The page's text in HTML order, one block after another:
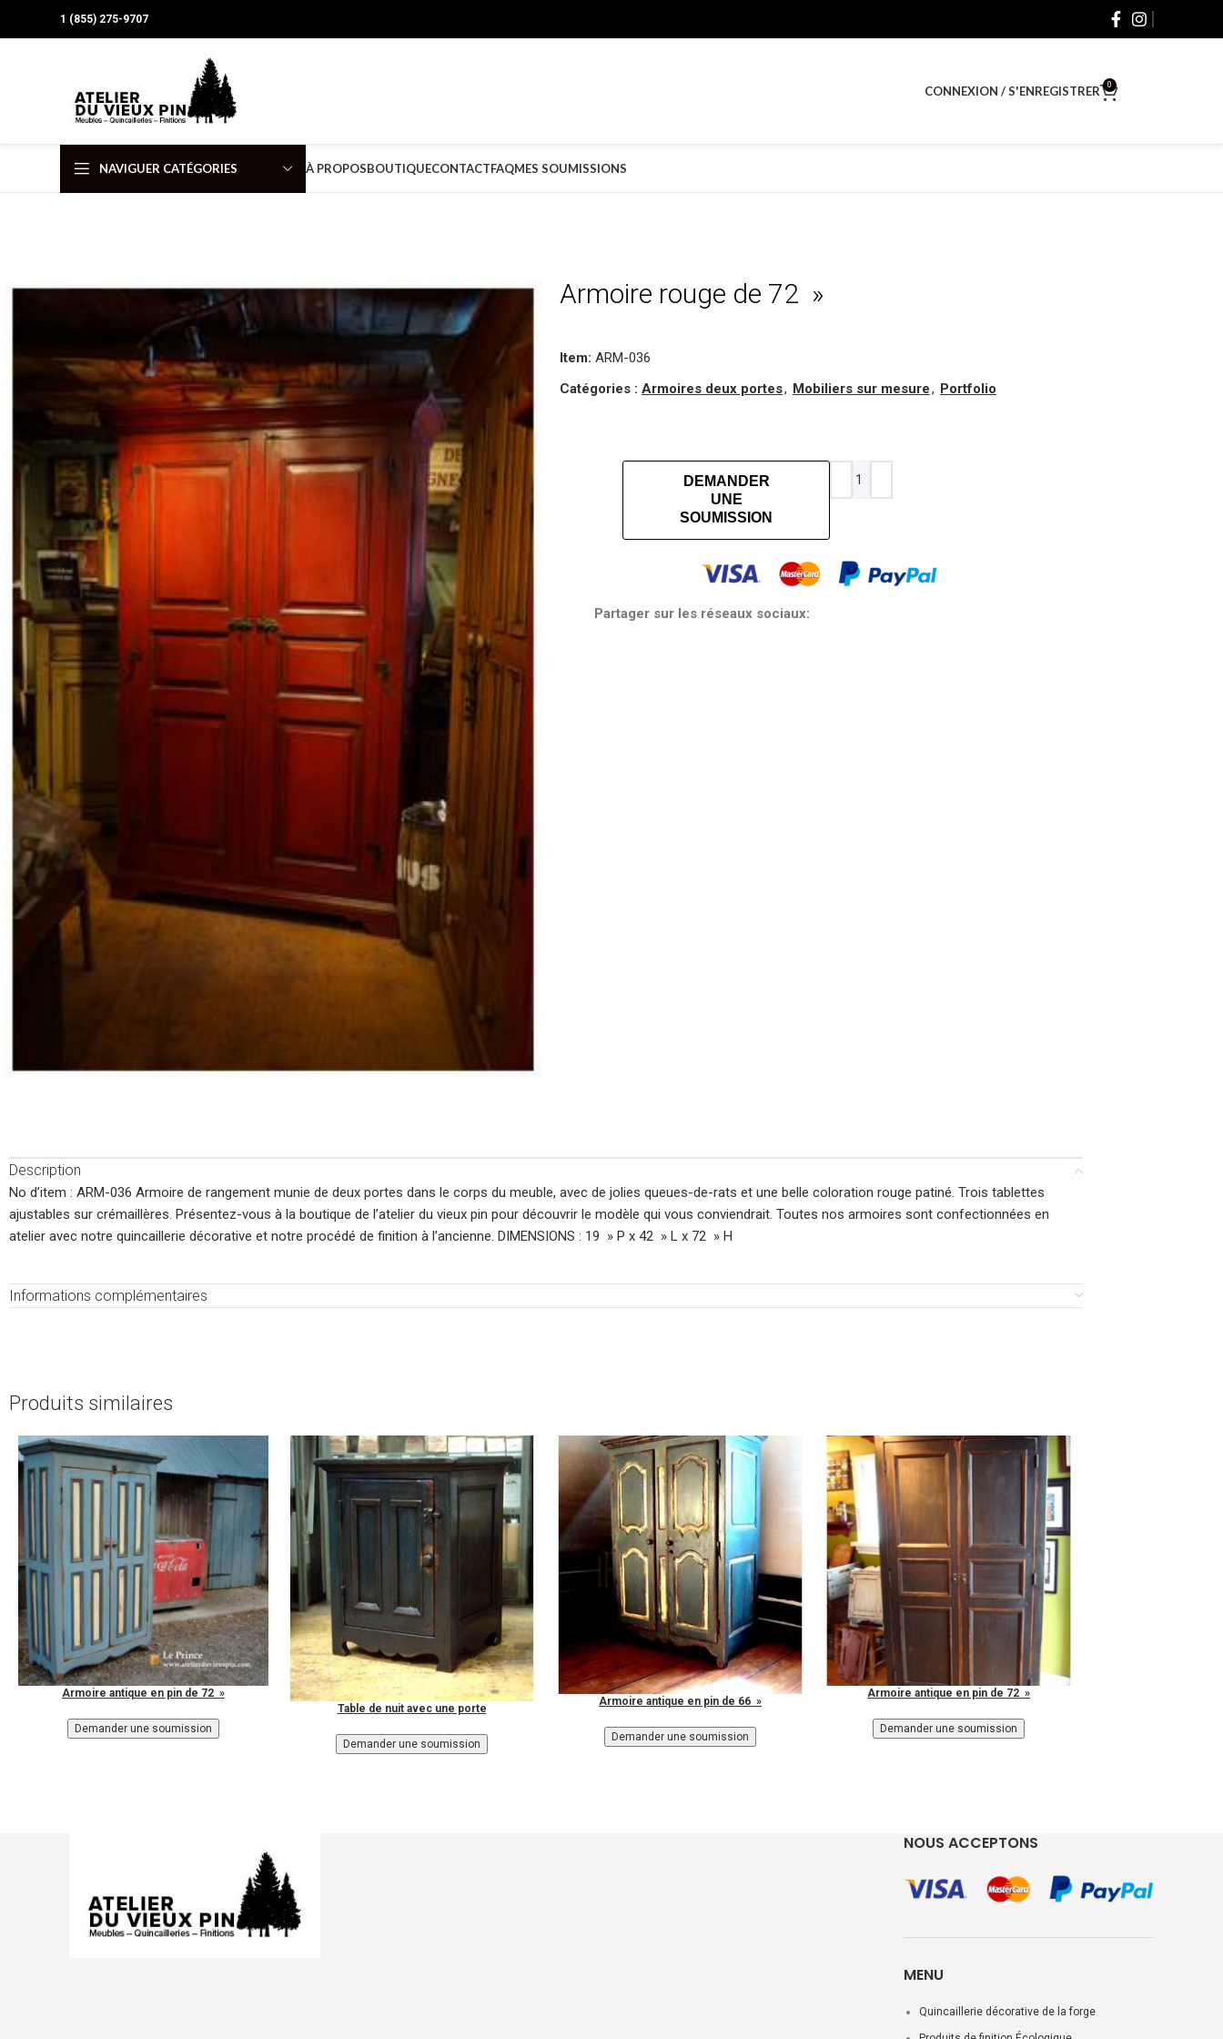
1 (855) 275-9707
CONNEXION / S'ENREGISTRER 0
NAVIGUER CATÉGORIES À PROPOSBOUTIQUECONTACTFAQMES SOUMISSIONS
Armoire rouge de 72 »
Item: ARM-036
Catégories : Armoires deux portes, Mobiliers sur mesure, Portfolio
DEMANDER
UNE
SOUMISSION
Partager sur les réseaux sociaux:
Description
No d’item : ARM-036 Armoire de rangement munie de deux portes dans le corps du meuble, avec de jolies queues-de-rats et une belle coloration rouge patiné. Trois tablettes
ajustables sur crémaillères. Présentez-vous à la boutique de l’atelier du vieux pin pour découvrir le modèle qui vous conviendrait. Toutes nos armoires sont confectionnées en
atelier avec notre quincaillerie décorative et notre procédé de finition à l’ancienne. DIMENSIONS : 19 » P x 42 » L x 72 » H
Informations complémentaires
Produits similaires
Armoire antique en pin de 72 »
Table de nuit avec une porte
Armoire antique en pin de 66 »
Armoire antique en pin de 72 »
NOUS ACCEPTONS
MENU
Quincaillerie décorative de la forge